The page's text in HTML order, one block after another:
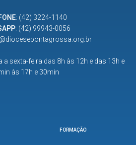
: (42) 3224-1140
: (42) 99943-0056
a sexta-feira das 8h às 12h e das 13h e
às 17h e 30min
FORMAÇÃO